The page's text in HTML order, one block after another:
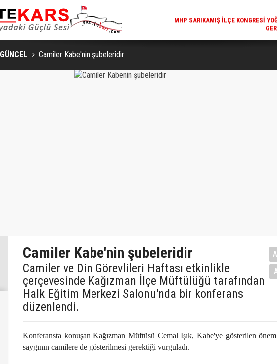
REKREATIF GEZI TURU, SPORSEVERLERI
GÜNCEL Camiler Kabe'nin şubeleridir
Camiler Kabe'nin şubeleridir
Camiler ve Din Görevlileri Haftası etkinlikle
çerçevesinde Kağızman İlçe Müftülüğü tarafından
Halk Eğitim Merkezi Salonu'nda bir konferans
düzenlendi.
Konferansta konuşan Kağızman Müftüsü Cemal Işık, Kabe'ye gösterilen
saygının camilere de gösterilmesi gerektiği vurguladı.